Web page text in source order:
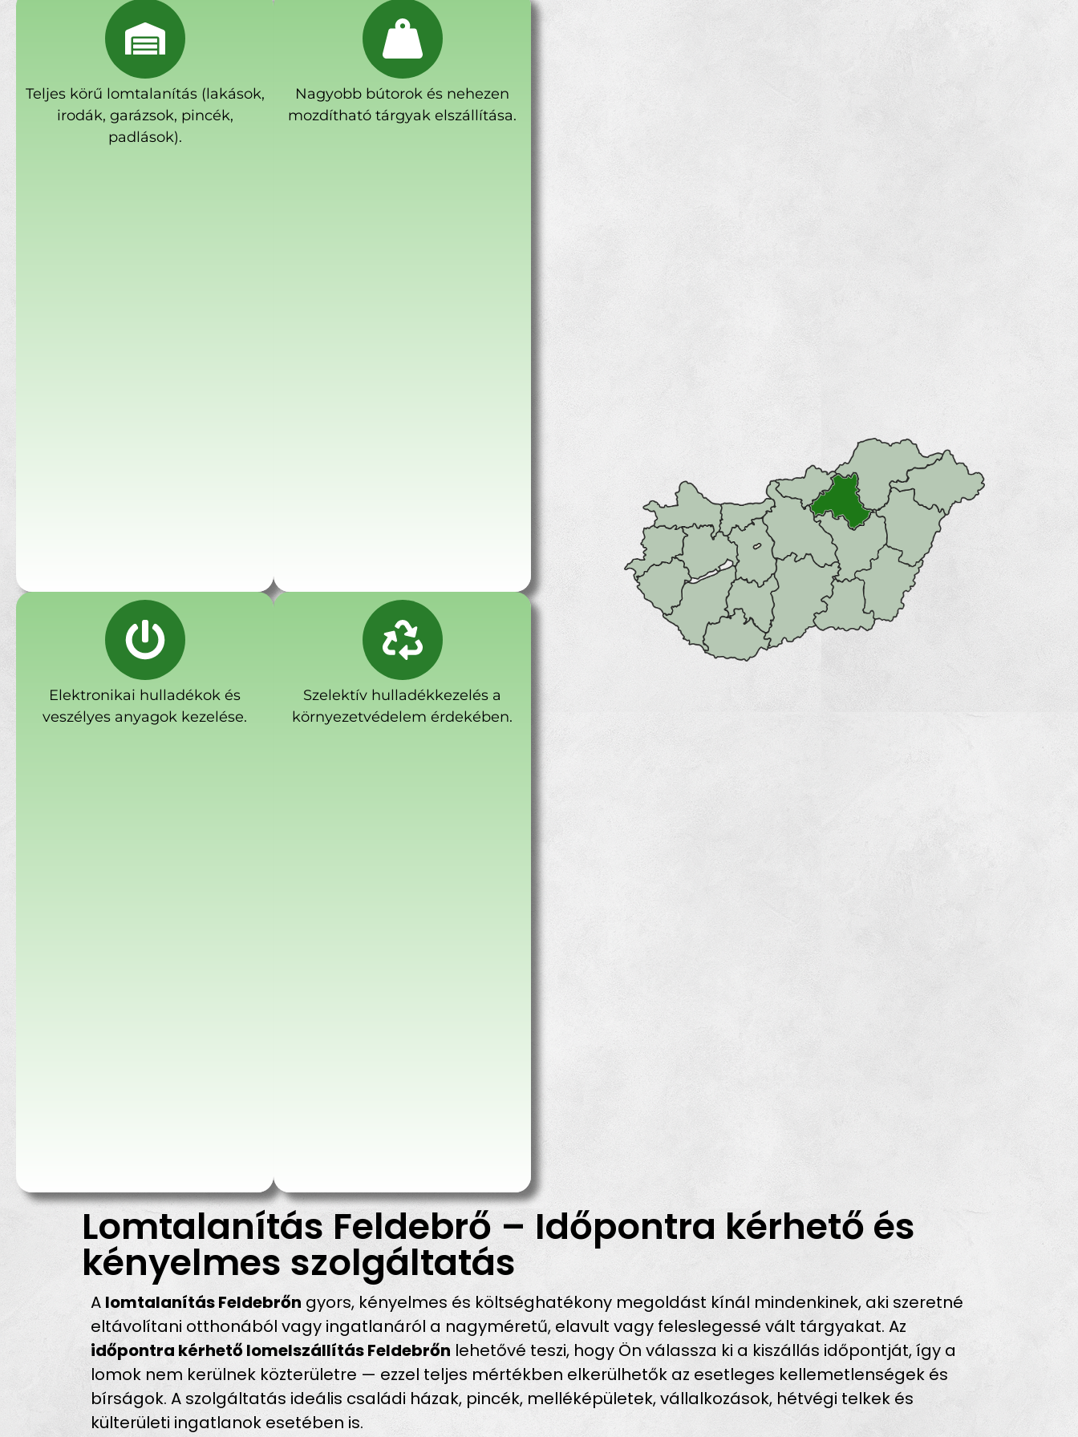
Teljes körű lomtalanítás (lakások,
irodák, garázsok, pincék,
padlások).
Nagyobb bútorok és nehezen
mozdítható tárgyak elszállítása.
Elektronikai hulladékok és
veszélyes anyagok kezelése.
Szelektív hulladékkezelés a
környezetvédelem érdekében.
Lomtalanítás Feldebrő – Időpontra kérhető és
kényelmes szolgáltatás
A lomtalanítás Feldebrőn gyors, kényelmes és költséghatékony megoldást kínál mindenkinek, aki szeretné
eltávolítani otthonából vagy ingatlanáról a nagyméretű, elavult vagy feleslegessé vált tárgyakat. Az
időpontra kérhető lomelszállítás Feldebrőn lehetővé teszi, hogy Ön válassza ki a kiszállás időpontját, így a
lomok nem kerülnek közterületre — ezzel teljes mértékben elkerülhetők az esetleges kellemetlenségek és
bírságok. A szolgáltatás ideális családi házak, pincék, melléképületek, vállalkozások, hétvégi telkek és
külterületi ingatlanok esetében is.